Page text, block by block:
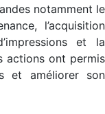
notamment le
l’acquisition
et la
actions ont permis
et améliorer son